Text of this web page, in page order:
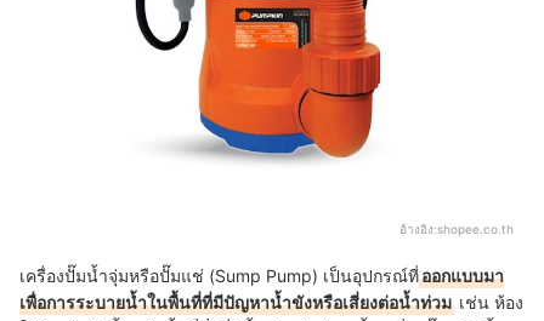
อ้างอิง:shopee.co.th
เครื่องปั๊มน้ำจุ่มหรือปั๊มแช่ (Sump Pump) เป็นอุปกรณ์ที่ออกแบบมา
เพื่อการระบายน้ำในพื้นที่ที่มีปัญหาน้ำขังหรือเสี่ยงต่อน้ำท่วม เช่น ห้อง